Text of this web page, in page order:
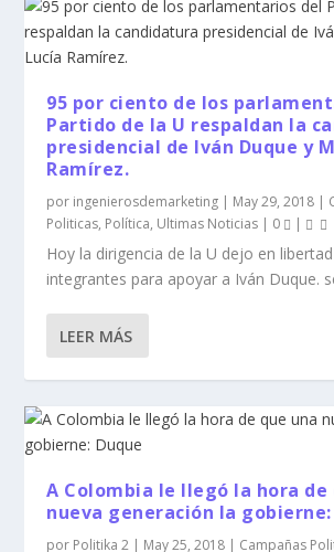
95 por ciento de los
Partido de la U respaldan la
presidencial de Iván Duque y
Ramírez.
por ingenierosdemarketing | May 29, 2018 |
Politicas, Política, Ultimas Noticias | 0 |
Hoy la dirigencia de la U dejo en
integrantes para apoyar a Iván Duque.
LEER MÁS
A Colombia le llegó la hora de
nueva generación la gobierne:
por Politika 2 | May 25, 2018 | Campañas